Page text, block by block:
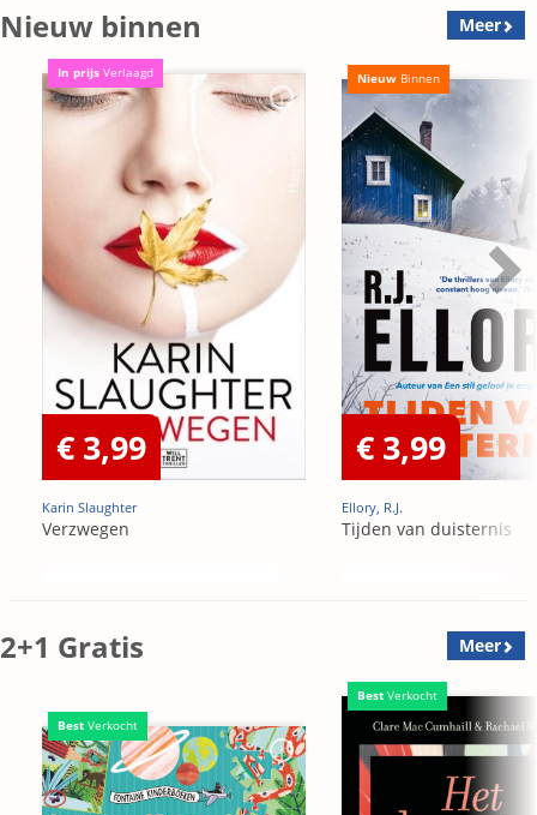
Nieuw binnen Meer
In prijs Verlaagd
€ 3,99
Karin Slaughter
Verzwegen
Nieuw Binnen
€ 3,99
Ellory, R.J.
Tijden van duisternis
2+1 Gratis Meer
Best Verkocht
Best Verkocht